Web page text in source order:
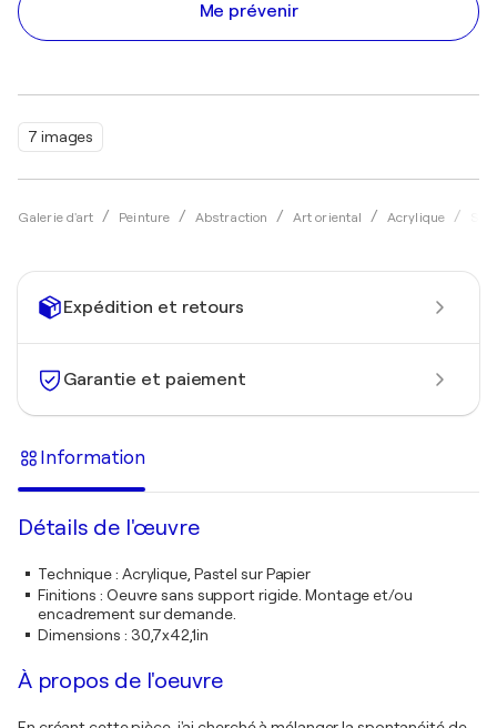
7 images
Galerie d'art Peinture Abstraction Art oriental Acrylique
Me prévenir
Expédition et retours
Garantie et paiement
Information
Détails de l'œuvre
Technique: Acrylique, Pastel sur Papier
Finitions : Oeuvre sans support rigide. Montage et/ou
encadrement sur demande.
Dimensions : 30,7x42,1in
À propos de l'oeuvre